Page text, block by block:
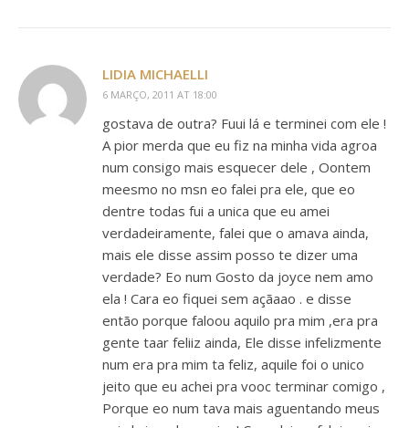
LIDIA MICHAELLI
6 MARÇO, 2011 AT 18:00
gostava de outra? Fuui lá e terminei com ele !
A pior merda que eu fiz na minha vida agroa
num consigo mais esquecer dele , Oontem
meesmo no msn eo falei pra ele, que eo
dentre todas fui a unica que eu amei
verdadeiramente, falei que o amava ainda,
mais ele disse assim posso te dizer uma
verdade? Eo num Gosto da joyce nem amo
ela ! Cara eo fiquei sem açãaao . e disse
então porque faloou aquilo pra mim ,era pra
gente taar feliiz ainda, Ele disse infelizmente
num era pra mim ta feliz, aquile foi o unico
jeito que eu achei pra vooc terminar comigo ,
Porque eo num tava mais aguentando meus